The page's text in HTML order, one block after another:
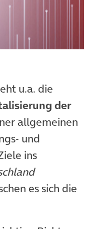
u.a. die
der
allgemeinen
und
ins
es sich die